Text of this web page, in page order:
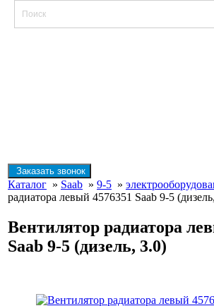
Заказать звонок
Каталог » Saab » 9-5 »
радиатора левый 4576351 Saab 9-5
Вентилятор радиатора
Saab 9-5 (дизель, 3.0)